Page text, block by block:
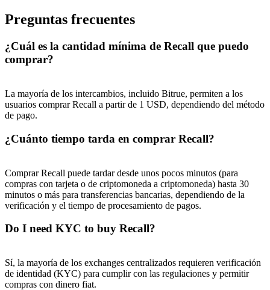
Preguntas frecuentes
¿Cuál es la cantidad mínima de Recall que puedo
comprar?
La mayoría de los intercambios, incluido Bitrue, permiten a los
usuarios comprar Recall a partir de 1 USD, dependiendo del método
de pago.
¿Cuánto tiempo tarda en comprar Recall?
Comprar Recall puede tardar desde unos pocos minutos (para
compras con tarjeta o de criptomoneda a criptomoneda) hasta 30
minutos o más para transferencias bancarias, dependiendo de la
verificación y el tiempo de procesamiento de pagos.
Do I need KYC to buy Recall?
Sí, la mayoría de los exchanges centralizados requieren verificación
de identidad (KYC) para cumplir con las regulaciones y permitir
compras con dinero fiat.